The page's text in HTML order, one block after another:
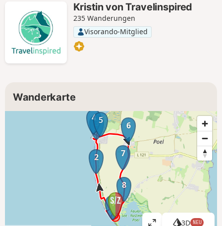
Kristin von Travelinspired
235 Wanderungen
Visorando-Mitglied
Wanderkarte
1
2
3
4 5 6
7
8
3D NEU